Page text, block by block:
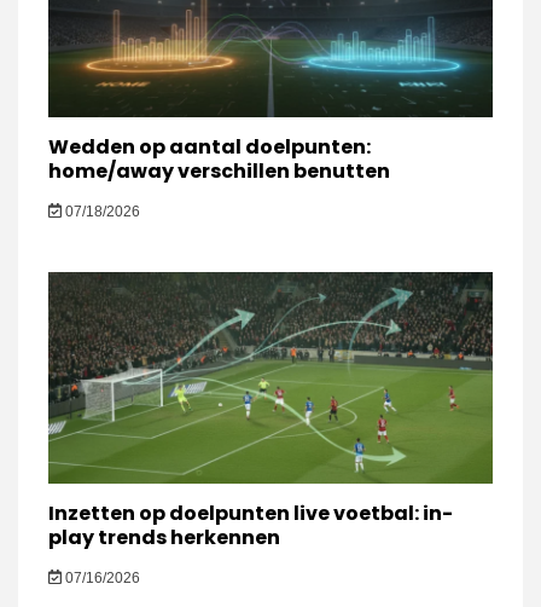
Wedden op aantal doelpunten:
home/away verschillen benutten
07/18/2026
Inzetten op doelpunten live voetbal: in-
play trends herkennen
07/16/2026